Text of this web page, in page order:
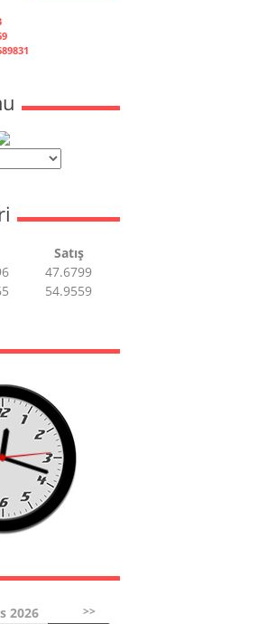
Satış
47.6799
54.9559
2026 >>